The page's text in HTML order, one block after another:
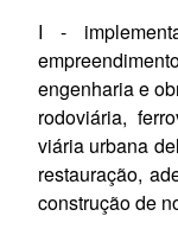
I -
engenharia e
rodoviária,
viária urbana
restauração,
construção de